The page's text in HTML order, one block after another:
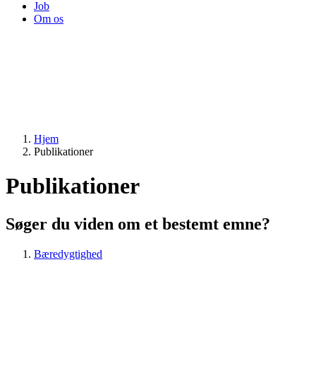
Job
Om os
Hjem
Publikationer
Publikationer
Søger du viden om et bestemt emne?
Bæredygtighed